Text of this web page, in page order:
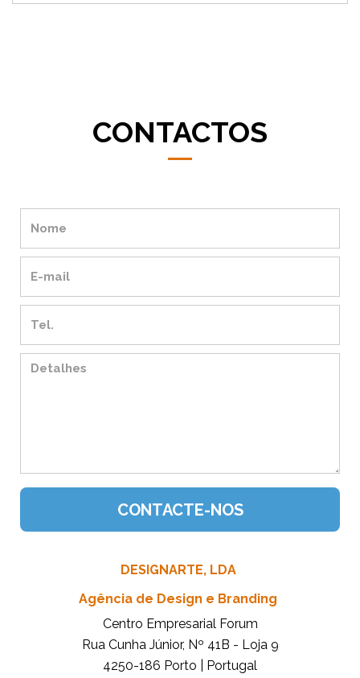
CONTACTOS
DESIGNARTE, LDA
Agência de Design e Branding
Centro Empresarial Forum
Rua Cunha Júnior, Nº 41B - Loja 9
4250-186 Porto | Portugal